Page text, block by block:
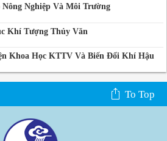
Nông Nghiệp Và Môi Trường
Khí Tượng Thủy Văn
Khoa Học KTTV Và Biến Đổi Khí Hậu
To Top